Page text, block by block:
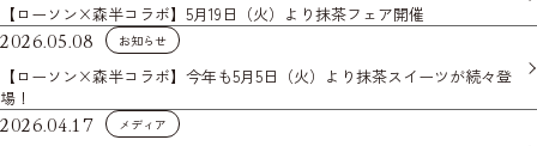
【ローソン×森半コラボ】5月19日（火）より抹茶フェア開催
2026.05.08 お知らせ
【ローソン×森半コラボ】今年も5月5日（火）より抹茶スイーツが続々登
場！
2026.04.17 メディア